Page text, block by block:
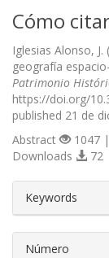
Cómo
Iglesias Alonso,
geografía
Patrimonio
https://doi.org/
published 21 de
Abstract
1047 |
Downloads
72
Keywords
Número